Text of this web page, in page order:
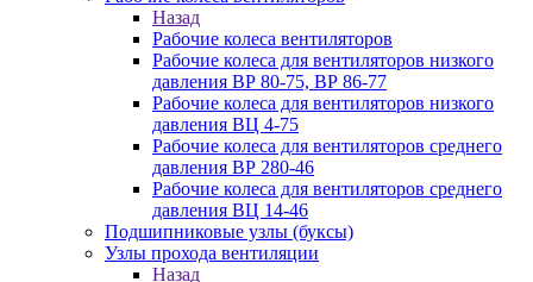
Назад
Рабочие колеса вентиляторов
Рабочие колеса для вентиляторов низкого
давления ВР 80-75, ВР 86-77
Рабочие колеса для вентиляторов низкого
давления ВЦ 4-75
Рабочие колеса для вентиляторов среднего
давления ВР 280-46
Рабочие колеса для вентиляторов среднего
давления ВЦ 14-46
Подшипниковые узлы (буксы)
Узлы прохода вентиляции
Назад